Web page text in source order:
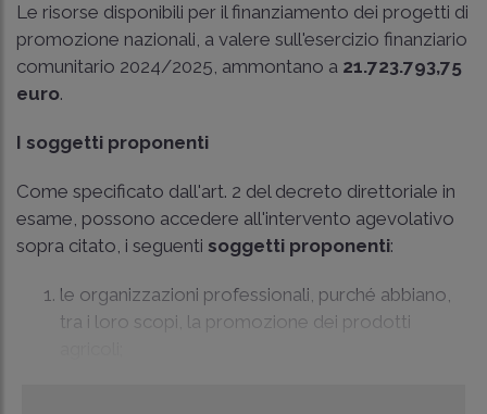
Le risorse disponibili per il finanziamento dei progetti di
promozione nazionali, a valere sull'esercizio finanziario
comunitario 2024/2025, ammontano a 21.723.793,75
euro.
I soggetti proponenti
Come specificato dall'art. 2 del decreto direttoriale in
esame, possono accedere all'intervento agevolativo
sopra citato, i seguenti soggetti proponenti:
le organizzazioni professionali, purché abbiano,
tra i loro scopi, la promozione dei prodotti